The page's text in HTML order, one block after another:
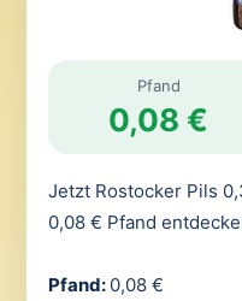
Pfand
0,08 €
Jetzt Rostocker Pils
0,08 € Pfand
Pfand: 0,08 €